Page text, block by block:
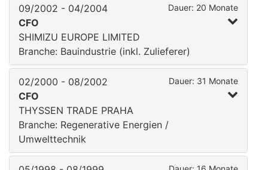
09/2002 - 04/2004 Dauer: 20 Monate
CFO
SHIMIZU EUROPE LIMITED
Branche: Bauindustrie (inkl. Zulieferer)
02/2000 - 08/2002 Dauer: 31 Monate
CFO
THYSSEN TRADE PRAHA
Branche: Regenerative Energien /
Umwelttechnik